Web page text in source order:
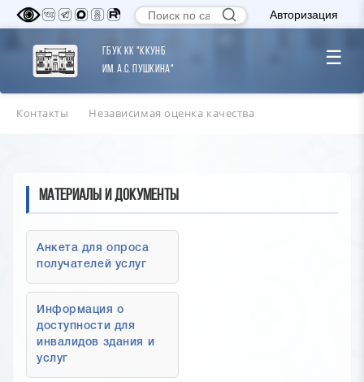
Авторизация
ГБУК КК "ККУНБ
им. А.С. Пушкина"
☰
Контакты Независимая оценка качества
Материалы и документы
Анкета для опроса
получателей услуг
Информация о
доступности для
инвалидов здания и
услуг